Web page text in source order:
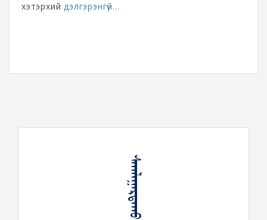
хэтэрхийдэлгэрэнгүй...
ᠰᠠᠭᠯᠠᠭᠠᠷᠳᠠᠬᠤ